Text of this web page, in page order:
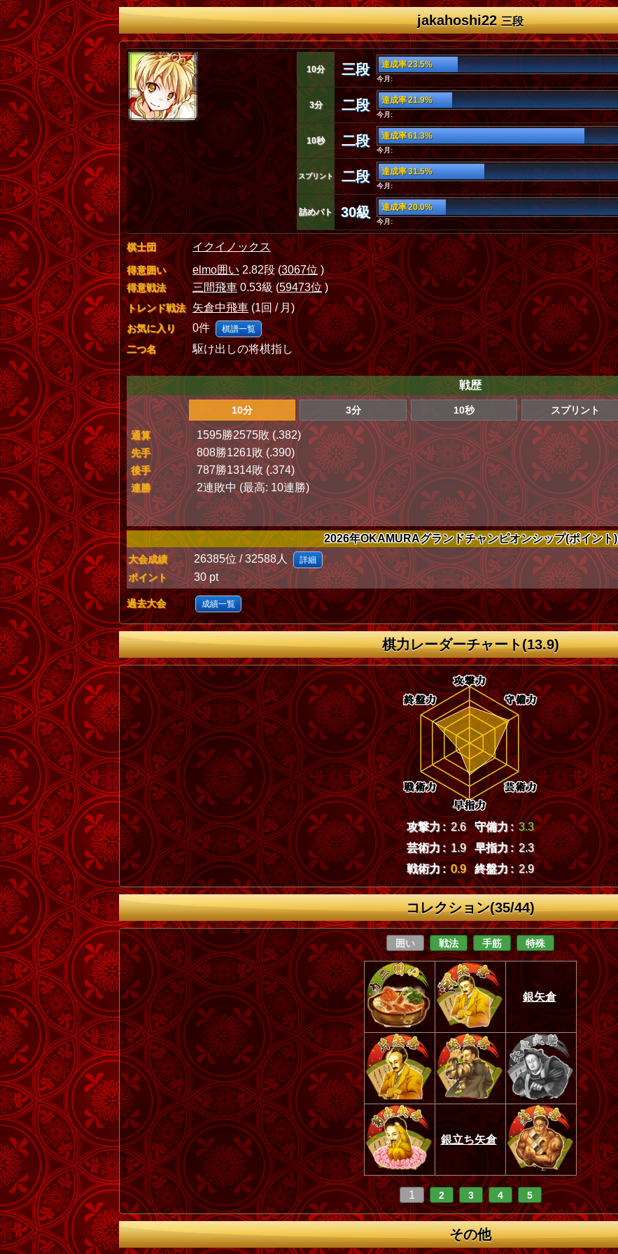
jakahoshi22三段
10分 三段 達成率 23.5%
今月:
3分 二段 達成率 21.9%
今月:
10秒 二段 達成率 61.3%
今月:
スプリント 二段 達成率 31.5%
今月:
詰めバト 30級 達成率 20.0%
今月:
棋士団 イクイノックス
得意囲い elmo囲い2.82段 (3067位)
得意戦法 三間飛車0.53級 (59473位)
トレンド戦法 矢倉中飛車(1回 / 月)
お気に入り 0件 棋譜一覧
二つ名 駆け出しの将棋指し
戦歴
10分 3分 10秒 スプリント
通算 1595勝2575敗 (.382)
先手 808勝1261敗 (.390)
後手 787勝1314敗 (.374)
連勝 2連敗中 (最高: 10連勝)
2026年OKAMURAグランドチャンピオンシップ(ポイント)
大会成績 26385位 / 32588人 詳細
ポイント 30 pt
過去大会 成績一覧
棋力レーダーチャート(13.9)
攻撃力 : 2.6 守備力 : 3.3
芸術力 : 1.9 早指力 : 2.3
戦術力 : 0.9 終盤力 : 2.9
コレクション(35/44)
囲い 戦法 手筋 特殊
銀矢倉
銀立ち矢倉
1 2 3 4 5
その他